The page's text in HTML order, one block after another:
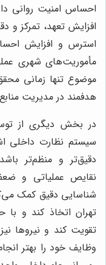
احساس امنیت روانی
افزایش تعهد، تمرکز
استرس و افزایش
مأموریت‌های شهری
موضوع تنها زمانی
هدفمند در مدیریت
در بخش دیگری از
سیستم نظارت داخلی
دقیق‌تر و منظم‌تر
نقایص عملیاتی و
شناسایی دقیق کمک
تهران اتخاذ کند و
تقویت کند و نیروها
وظایف خود را بهتر